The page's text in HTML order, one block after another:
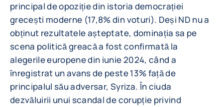
principal de opoziție din istoria democrației
grecești moderne (17,8% din voturi). Deși ND nu a
obținut rezultatele așteptate, dominația sa pe
scena politică greacă a fost confirmată la
alegerile europene din iunie 2024, când a
înregistrat un avans de peste 13% față de
principalul său adversar, Syriza. În ciuda
dezvăluirii unui scandal de corupție privind